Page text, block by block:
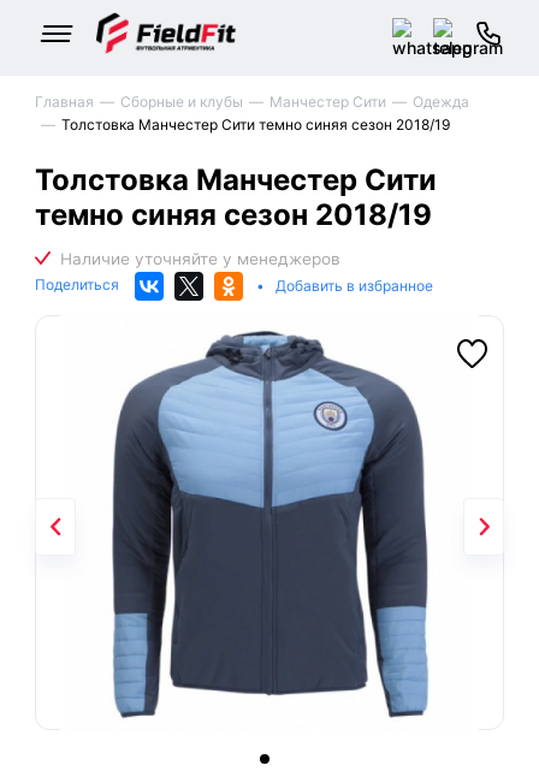
Главная Сборные и клубы Манчестер Сити
Одежда
Толстовка Манчестер Сити темно синяя сезон 2018/19
Толстовка Манчестер Сити
темно синяя сезон 2018/19
Поделиться • Добавить в избранное